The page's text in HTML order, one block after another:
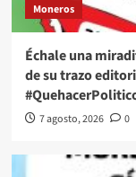
Moneros
Échale una
de su trazo
7 agosto, 2026 0